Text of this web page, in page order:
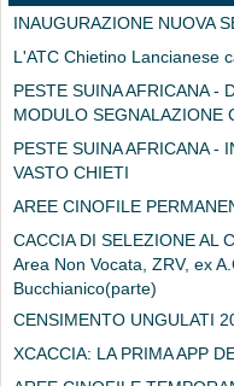
INAUGURAZIONE NUOVA
L'ATC Chietino Lancianese
PESTE SUINA AFRICANA -
MODULO SEGNALAZIONE
PESTE SUINA AFRICANA -
VASTO CHIETI
AREE CINOFILE
CACCIA DI SELEZIONE AL
Area Non Vocata, ZRV, ex
Bucchianico(parte)
CENSIMENTO UNGULATI
XCACCIA: LA PRIMA APP